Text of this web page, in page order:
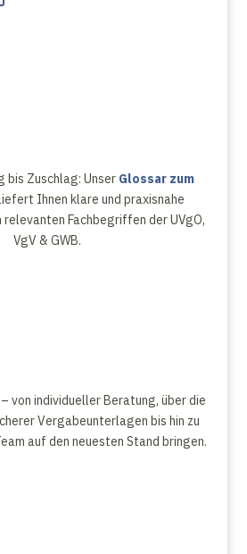
bis Zuschlag: Unser Glossar zum
Ihnen klare und praxisnahe
relevanten Fachbegriffen der UVgO,
VgV & GWB.
– von individueller Beratung, über die
Vergabeunterlagen bis hin zu
auf den neuesten Stand bringen.